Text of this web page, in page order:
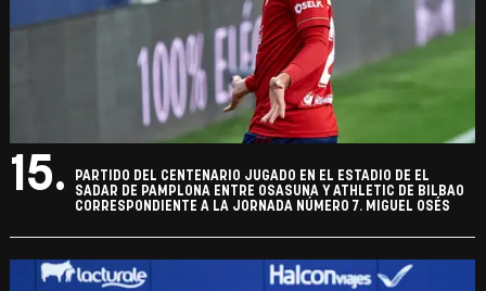
15.
PARTIDO DEL CENTENARIO JUGADO EN EL ESTADIO DE EL
SADAR DE PAMPLONA ENTRE OSASUNA Y ATHLETIC DE BILBAO
CORRESPONDIENTE A LA JORNADA NÚMERO 7. MIGUEL OSÉS